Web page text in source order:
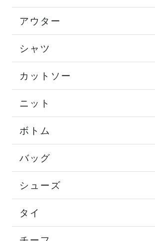
アウター
シャツ
カットソー
ニット
ボトム
バッグ
シューズ
タイ